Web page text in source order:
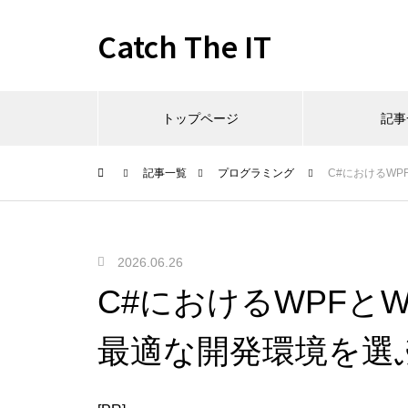
Catch The IT
トップページ 記
記事一覧 プログラミング C#における
2026.06.26
C#におけるWPFと
最適な開発環境を選